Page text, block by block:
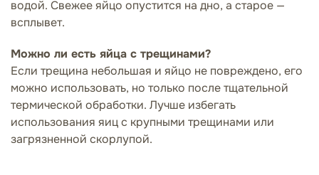
водой. Свежее яйцо опустится на дно, а старое —
всплывет.
Можно ли есть яйца с трещинами?
Если трещина небольшая и яйцо не повреждено, его
можно использовать, но только после тщательной
термической обработки. Лучше избегать
использования яиц с крупными трещинами или
загрязненной скорлупой.